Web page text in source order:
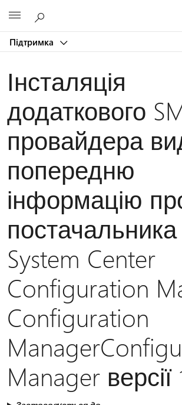
Підтримка
Інсталяція
додаткового
провайдера
попередню
інформацію
System Center
Configuration
Configuration
Manager версії